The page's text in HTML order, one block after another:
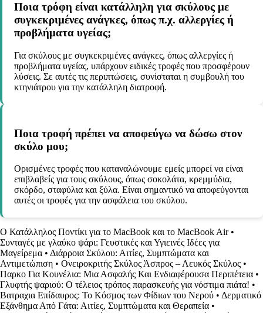
Ποια τρόφη είναι κατάλληλη για σκύλους με
συγκεκριμένες ανάγκες, όπως π.χ. αλλεργίες ή
προβλήματα υγείας;
Για σκύλους με συγκεκριμένες ανάγκες, όπως αλλεργίες ή
προβλήματα υγείας, υπάρχουν ειδικές τροφές που προσφέρουν
λύσεις. Σε αυτές τις περιπτώσεις, συνίσταται η συμβουλή του
κτηνιάτρου για την κατάλληλη διατροφή.
Ποια τροφή πρέπει να αποφεύγω να δώσω στον
σκύλο μου;
Ορισμένες τροφές που καταναλώνουμε εμείς μπορεί να είναι
επιβλαβείς για τους σκύλους, όπως σοκολάτα, κρεμμύδια,
σκόρδο, σταφύλια και ξύλα. Είναι σημαντικό να αποφεύγονται
αυτές οι τροφές για την ασφάλεια του σκύλου.
Ο Κατάλληλος Ποντίκι για το MacBook και το MacBook Air•
Συνταγές με γλαύκο ψάρι: Γευστικές και Υγιεινές Ιδέες για
Μαγείρεμα • Διάρροια Σκύλου: Αιτίες, Συμπτώματα και
Αντιμετώπιση • Ονειροκριτής Σκύλος Άσπρος – Λευκός Σκύλος •
Παρκο Για Κουνέλια: Μια Ασφαλής Και Ενδιαφέρουσα Περιπέτεια •
Γλυφτής ψαριού: Ο τέλειος τρόπος παρασκευής για νόστιμα πιάτα! •
Βατραχια Επίδαυρος: Το Κόσμος των Φίδιων του Νερού • Δερματικό
Εξάνθημα Από Γάτα: Αιτίες, Συμπτώματα και Θεραπεία •